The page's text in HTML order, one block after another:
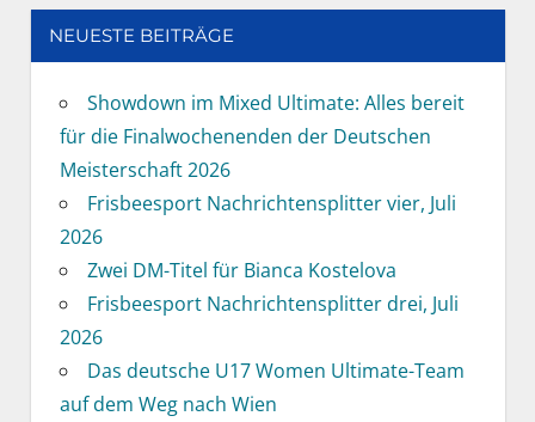
NEUESTE BEITRÄGE
Showdown im Mixed Ultimate: Alles bereit
für die Finalwochenenden der Deutschen
Meisterschaft 2026
Frisbeesport Nachrichtensplitter vier, Juli
2026
Zwei DM-Titel für Bianca Kostelova
Frisbeesport Nachrichtensplitter drei, Juli
2026
Das deutsche U17 Women Ultimate-Team
auf dem Weg nach Wien